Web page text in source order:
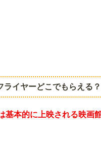
ライヤーどこでもらえる？
基本的に上映される映画